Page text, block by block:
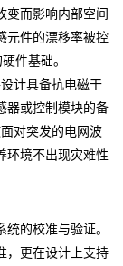
变而影响内部空间
元件的漂移率被控
件基础。
计具备抗电磁干
器或控制模块的备
对突发的电网波
环境不出现灾难性
的校准与验证。
，更在设计上支持